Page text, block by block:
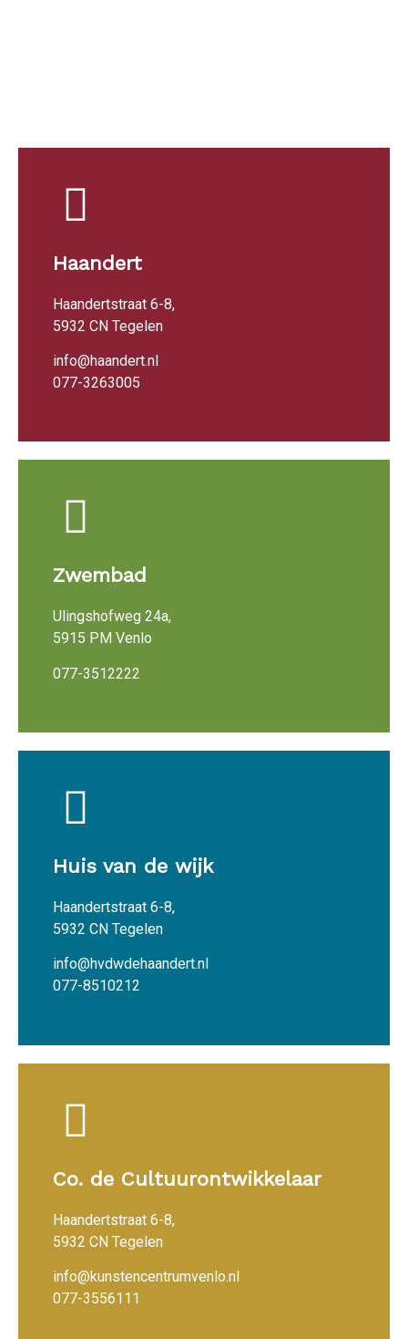
Haandert
Haandertstraat 6-8,
5932 CN Tegelen
info@haandert.nl
077-3263005
Zwembad
Ulingshofweg 24a,
5915 PM Venlo
077-3512222
Huis van de wijk
Haandertstraat 6-8,
5932 CN Tegelen
info@hvdwdehaandert.nl
077-8510212
Co. de Cultuurontwikkelaar
Haandertstraat 6-8,
5932 CN Tegelen
info@kunstencentrumvenlo.nl
077-3556111